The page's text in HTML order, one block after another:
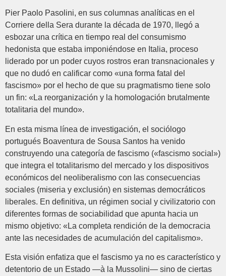
Pier Paolo Pasolini, en sus columnas analíticas en el
Corriere della Sera durante la década de 1970, llegó a
esbozar una crítica en tiempo real del consumismo
hedonista que estaba imponiéndose en Italia, proceso
liderado por un poder cuyos rostros eran transnacionales y
que no dudó en calificar como «una forma fatal del
fascismo» por el hecho de que su pragmatismo tiene solo
un fin: «La reorganización y la homologación brutalmente
totalitaria del mundo».
En esta misma línea de investigación, el sociólogo
portugués Boaventura de Sousa Santos ha venido
construyendo una categoría de fascismo («fascismo social»)
que integra el totalitarismo del mercado y los dispositivos
económicos del neoliberalismo con las consecuencias
sociales (miseria y exclusión) en sistemas democráticos
liberales. En definitiva, un régimen social y civilizatorio con
diferentes formas de sociabilidad que apunta hacia un
mismo objetivo: «La completa rendición de la democracia
ante las necesidades de acumulación del capitalismo».
Esta visión enfatiza que el fascismo ya no es característico y
detentorio de un Estado —à la Mussolini— sino de ciertas